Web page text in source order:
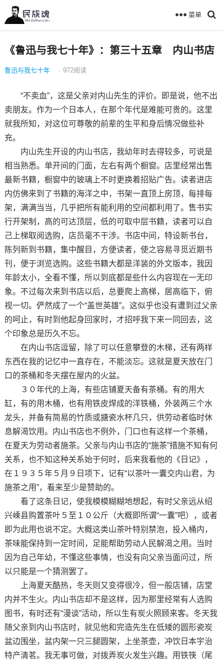
菜单
《鲁迅与我七十年》：第三十五章 内山书店
鲁迅与我七十年 · 972阅读
“不卖血”，这是父亲对内山先生的评价。即是说，他不出
卖朋友。作为一个日本人，在那个年代是难能可贵的。这里
就我所知，对这位可尊敬的前辈的生平和身后情况做些补
充。
内山先生开设的内山书店，我幼年时去得较多，可说是
相当熟悉。单开间的门面，左右有两个橱窗。店里经常出售
最新书籍，橱窗中的玻璃上不时更换着招贴广告。读者进店
内仿佛来到了书籍的海洋之中，书架一直顶上房顶，每排每
架，满满当当，几乎把所有能利用的空间都利用了。售书实
行开架制，高的可达顶层，低的可取中层书籍，读者可以自
己上梯取阅选购，店员毫不干涉。书店中间，特设新书台，
陈列新到书籍，集中醒目，方便读者，使之容易寻觅近期书
刊，便于浏览选购。这些书籍大都是洋装的外文版本，我因
年龄太小，全看不懂，所以到底都是些什么内容现在一无印
象。不过每次来到书店以后，总要爬上高梯，居高临下，俯
视一切。俨然成了一个“盖世英雄”。这似乎也没有遭到过父亲
的呵止，有时到他起身回家时，才招呼我下来一同回去，这
个印象总是历久不忘。
在内山书店逗留，除了可以任意攀登的木梯，还有两样
东西在我的记忆中一直存在，不能淡忘。这就是夏天放在门
口的茶桶和冬天摆在屋内的火盆。
３０年代的上海，有些店铺夏天备有茶桶。有的用大
缸，有的用木桶，也有用铁皮焊成的洋铁桶，外装两三个水
龙头，并备有简易的竹质或搪瓷水杯几只，供劳动者临时休
息解渴饮用。内山书店也不例外，门口也有这样一个茶桶，
在夏天为劳动者施茶。父亲与内山书店的“施茶”措施不知有何
关系，也不知这种关系始于何时，后来我看他的《日记》，
在１９３５年５月９日项下，记有“以茶叶一囊交内山君，为
施茶之用”，看来至少是赞助的。
看了这条日记，使我模模糊糊地想起，有时父亲远从绍
兴嵊县购置茶叶５至１０公斤（大概即所谓“一囊”吧），或者
即为此用也说不定。大概这类山茶叶特别禁泡，投入桶内，
茶味能保持到一定时间，足能帮助劳动人民解渴之用。当时
因为自己年幼，不懂这些事情，也没有向父亲当面问过，所
以只能是一个猜测罢了。
上海夏天酷热，冬天则又变得很冷，但一般店铺，店堂
内并不生火。内山书店却不是这样，因为那里经常有人选购
图书，有时还有“漫谈”活动，所以生有炭火照顾来客。冬天我
随父亲到内山书店时，就见他和完造先生在低矮的圆形瓷炭
盆边围坐，盆内架一只三腿圆架，上坐茶壶，冲饮日本宇治
特产清茗。我无事可做，对拨弄炭火发生兴趣。用铁筷（尾